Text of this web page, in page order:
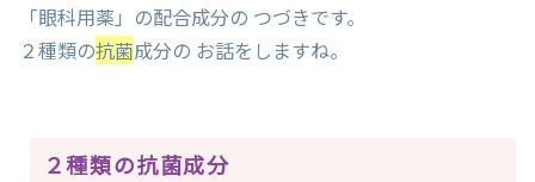
「眼科用薬」の配合成分の つづきです。
２種類の抗菌成分の お話をしますね。
２種類の抗菌成分